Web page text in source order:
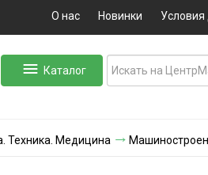
О нас Новинки Условия
Каталог
Техника. Медицина